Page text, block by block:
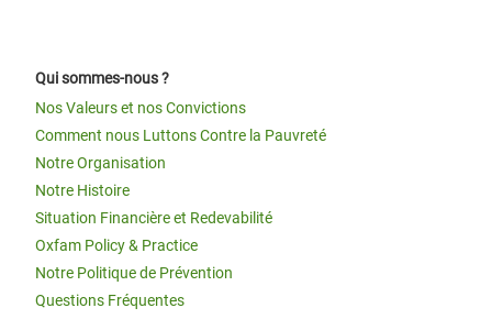
Qui sommes-nous ?
Nos Valeurs et nos Convictions
Comment nous Luttons Contre la Pauvreté
Notre Organisation
Notre Histoire
Situation Financière et Redevabilité
Oxfam Policy & Practice
Notre Politique de Prévention
Questions Fréquentes